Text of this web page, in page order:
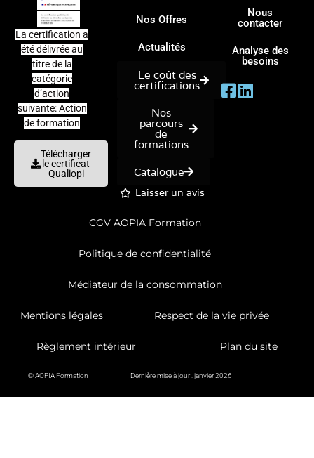
La certification a
été délivrée au
titre de la
catégorie
d’action
suivante: Action
de formation
Télécharger
le certificat
Qualiopi
Nos Offres
Actualités
Le coût des
certifications
Nos
parcours
de
formations
Catalogue
Laisser un avis
Nous
contacter
Analyse des
besoins
CGV AOPIA Formation
Politique de confidentialité
Médiateur de la consommation
Mentions légales Respect de la vie privée
Règlement intérieur Plan du site
© AOPIA Formation Dernière mise à jour : janvier 2026